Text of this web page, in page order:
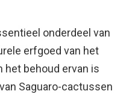
onderdeel van
erfgoed van het
het behoud ervan is
Saguaro-cactussen